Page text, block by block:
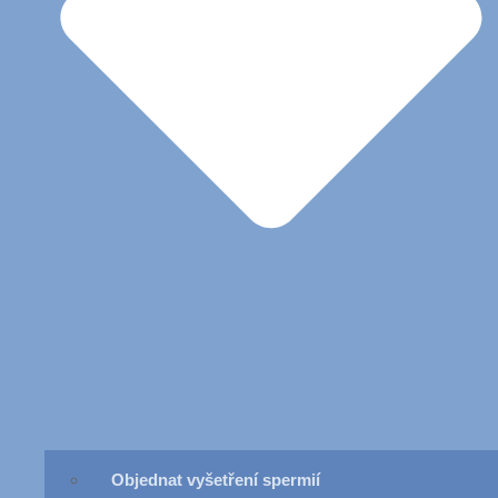
Objednat vyšetření spermií